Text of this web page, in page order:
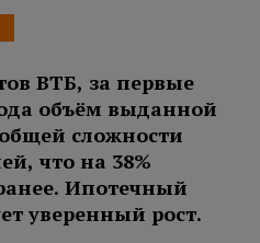
ВТБ, за первые
объём выданной
сложности
что на 38%
Ипотечный
уверенный рост.